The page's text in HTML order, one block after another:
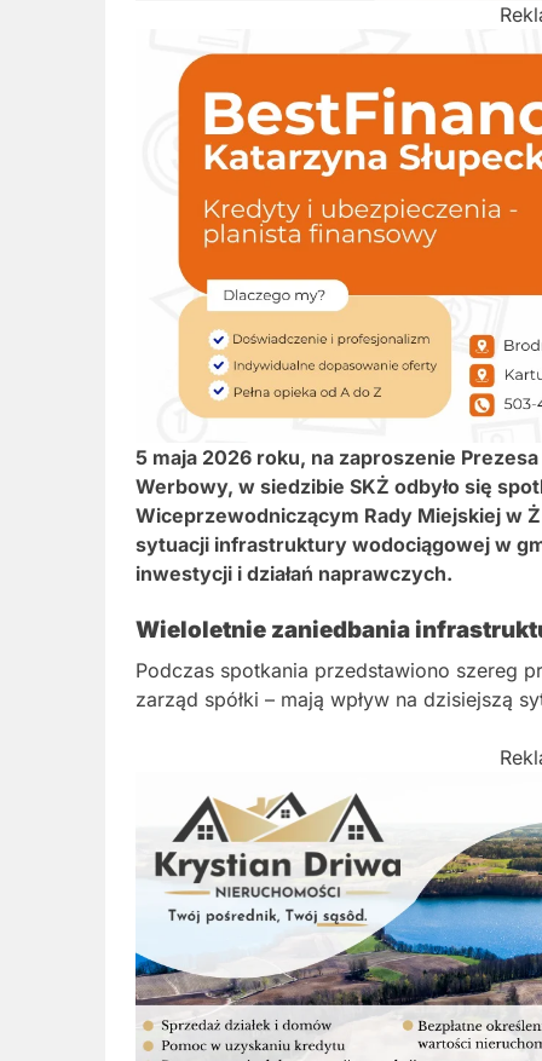
5 maja 2026 roku, na zaproszenie
Werbowy, w siedzibie SKŻ odbyło się
Wiceprzewodniczącym Rady Miejskiej w
sytuacji infrastruktury wodociągowej w
inwestycji i działań naprawczych.
Wieloletnie zaniedbania
Podczas spotkania przedstawiono szereg
zarząd spółki – mają wpływ na dzisiejszą